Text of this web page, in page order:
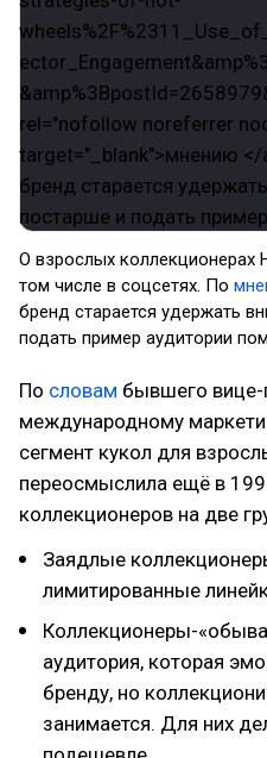
О взрослых коллекционерах
том числе в соцсетях. По
бренд старается удержать
подать пример аудитории
По словам бывшего вице-
международному
сегмент кукол для
переосмыслила ещё в
коллекционеров на две
Заядлые
лимитированные
Коллекционеры-
аудитория, которая
бренду, но
занимается. Для них